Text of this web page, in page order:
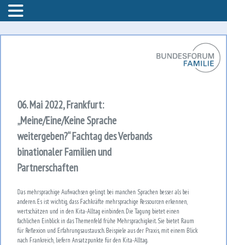
06. Mai 2022, Frankfurt:
„Meine/Eine/Keine Sprache
weitergeben?“ Fachtag des Verbands
binationaler Familien und
Partnerschaften
Das mehrsprachige Aufwachsengelingt bei manchen Sprachen besser als bei
anderen. Es istwichtig, dass Fachkräfte mehrsprachige Ressourcen erkennen,
wertschätzen und in den Kita-Alltag einbinden.Die Tagung bietet einen
fachlichen Einblick in das Themenfeldfrühe Mehrsprachigkeit. Sie bietet Raum
für Reflexion und Erfahrungsaustausch. Beispieleaus der Praxis, mit einem Blick
nach Frankreich, liefern Ansatzpunkte für den Kita-Alltag.